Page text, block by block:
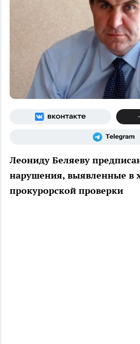
Леониду Беляеву
нарушения, выявленные в
прокурорской проверки